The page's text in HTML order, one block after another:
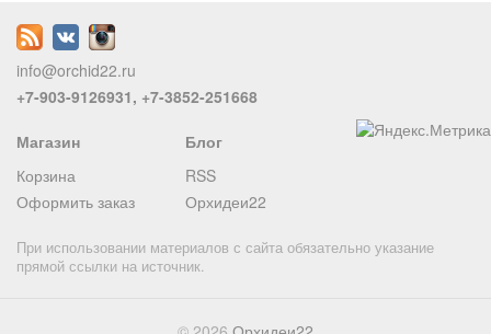
info@orchid22.ru
+7-903-9126931, +7-3852-251668
Магазин
Корзина
Оформить заказ
Блог
RSS
Орхидеи22
При использовании материалов с сайта обязательно указание
прямой ссылки на источник.